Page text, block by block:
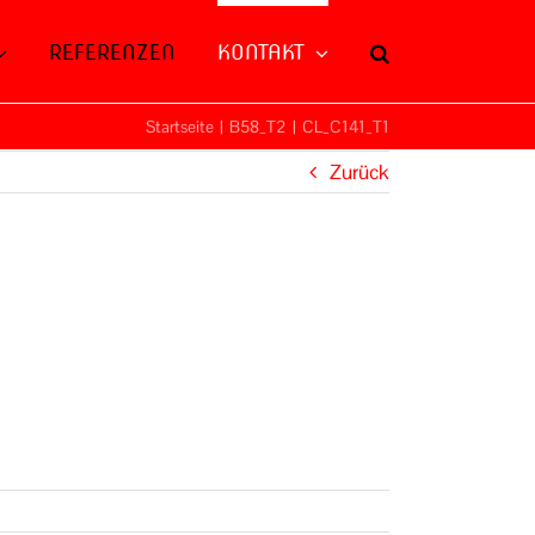
REFERENZEN KONTAKT
Startseite | B58_T2 | CL_C141_T1
Zurück